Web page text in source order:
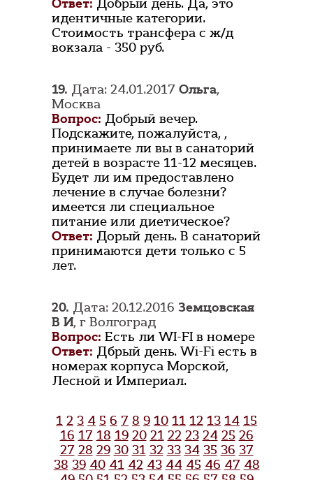
Ответ: Добрый день. Да, это
идентичные категории.
Стоимость трансфера с ж/д
вокзала - 350 руб.
19. Дата: 24.01.2017 Ольга,
Москва
Вопрос: Добрый вечер.
Подскажите, пожалуйста, ,
принимаете ли вы в санаторий
детей в возрасте 11-12 месяцев.
Будет ли им предоставлено
лечение в случае болезни?
имеется ли специальное
питание или диетическое?
Ответ: Дорый день. В санаторий
принимаются дети только с 5
лет.
20. Дата: 20.12.2016 Земцовская
В И, г Волгоград
Вопрос: Есть ли WI-FI в номере
Ответ: Дбрый день. Wi-Fi есть в
номерах корпуса Морской,
Лесной и Империал.
1 2 3 4 5 6 7 8 9 10 11 12 13 14 15
16 17 18 19 20 21 22 23 24 25 26
27 28 29 30 31 32 33 34 35 36 37
38 39 40 41 42 43 44 45 46 47 48